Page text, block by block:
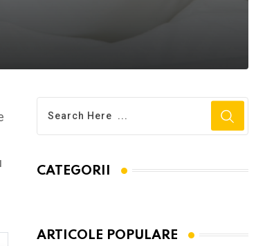
CATEGORII
ARTICOLE POPULARE